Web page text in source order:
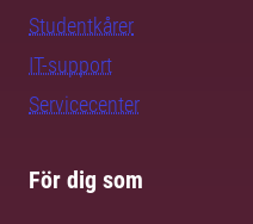
Studentkårer
IT-support
Servicecenter
För dig som